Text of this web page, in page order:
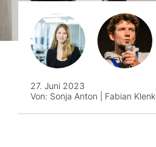
27. Juni 2023
Von: Sonja Anton | Fabian Klenk